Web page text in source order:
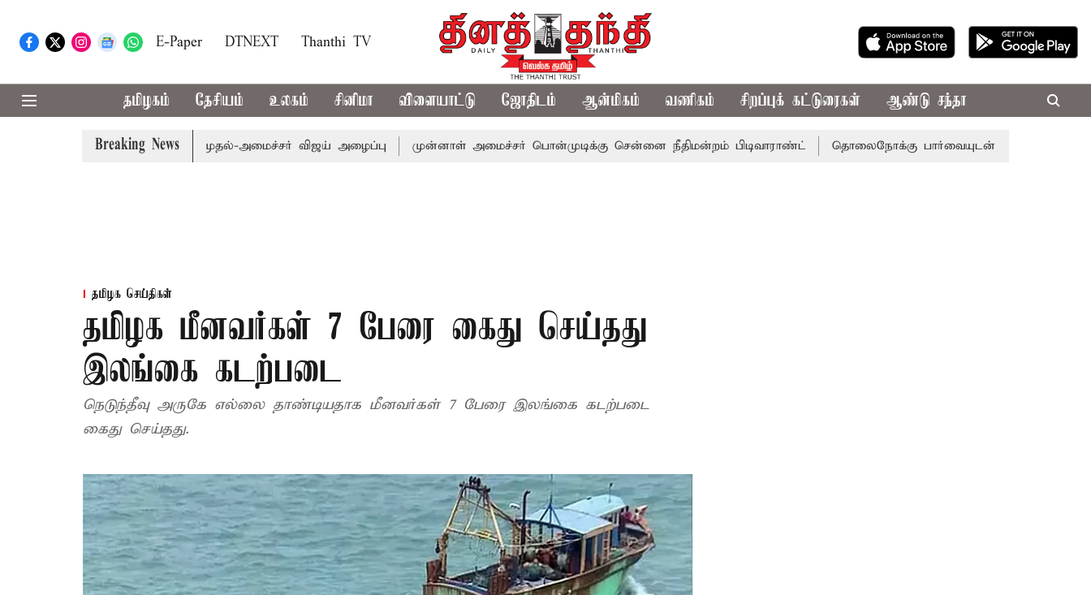
E-Paper DTNEXT Thanthi TV
தமிழகம் தேசியம் உலகம் சினிமா விளையாட்டு ஜோதிடம் ஆன்மிகம் வணிகம் சிறப்புக் கட்டுரைகள் ஆண்டு சந்தா
Breaking News
எம்.பி.க்கள் கூட்டத்துக்கு முதல்-அமைச்சர் விஜய் அழைப்பு முன்னாள் அமைச்சர் பொன்முடிக்கு சென்னை நீதிமன்றம் பிடிவாராண்ட் தொலைநோக்கு பார்வையுடன் கூடிய வேளாண்
தமிழக செய்திகள்
தமிழக மீனவர்கள் 7 பேரை கைது செய்தது
இலங்கை கடற்படை
நெடுந்தீவு அருகே எல்லை தாண்டியதாக மீனவர்கள் 7 பேரை இலங்கை கடற்படை
கைது செய்தது.